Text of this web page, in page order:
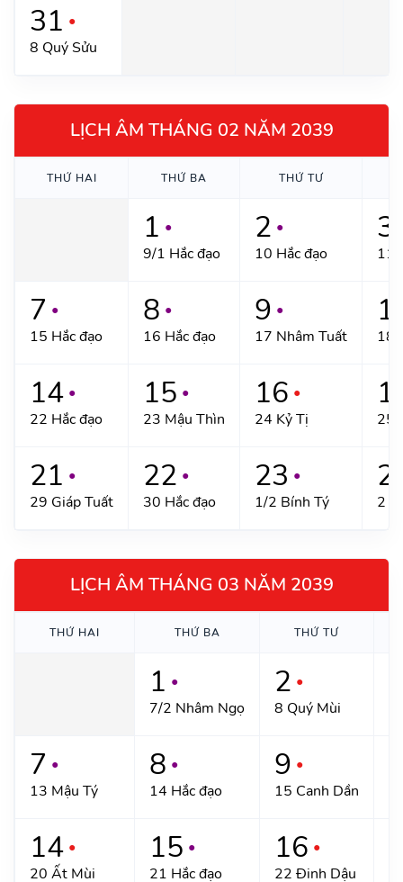
31 ●
8 Quý Sửu
LỊCH ÂM THÁNG 02 NĂM 2039
THỨ HAI THỨ BA THỨ TƯ
1 ●
9/1 Hắc đạo
2 ●
10 Hắc đạo
3
11
7 ●
15 Hắc đạo
8 ●
16 Hắc đạo
9 ●
17 Nhâm Tuất 18
14 ●
22 Hắc đạo
15 ●
23 Mậu Thìn
16 ●
24 Kỷ Tị 25
21 ●
29 Giáp Tuất
22 ●
30 Hắc đạo
23 ●
1/2 Bính Tý 2
LỊCH ÂM THÁNG 03 NĂM 2039
THỨ HAI THỨ BA THỨ TƯ
1 ●
7/2 Nhâm Ngọ
2 ●
8 Quý Mùi
7 ●
13 Mậu Tý
8 ●
14 Hắc đạo
9 ●
15 Canh Dần
14 ●
20 Ất Mùi
15 ●
21 Hắc đạo
16 ●
22 Đinh Dậu